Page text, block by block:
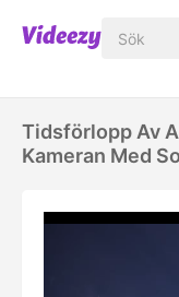
Tidsförlopp Av
Kameran Med